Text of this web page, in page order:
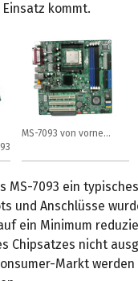
kommt.
MS-7093 von vorne...
MS-7093 ein
und Anschlüsse
ein Minimum
Chipsatzes nicht
Markt